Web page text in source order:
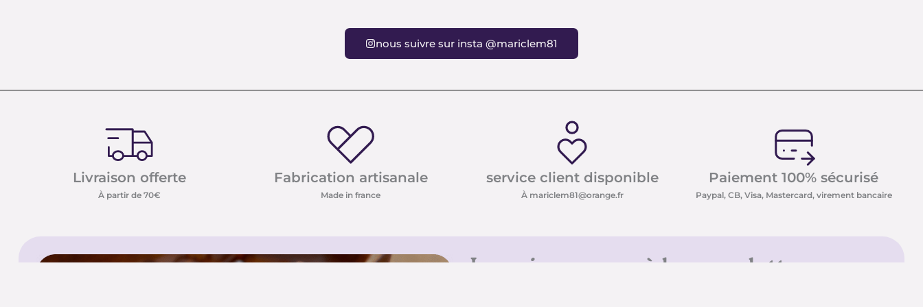
nous suivre sur insta @mariclem81
Livraison offerte
À partir de 70€
Fabrication artisanale
Made in france
service client disponible
À mariclem81@orange.fr
Paiement 100% sécurisé
Paypal, CB, Visa, Mastercard, virement bancaire
Inscrivez-vous à la newsletter